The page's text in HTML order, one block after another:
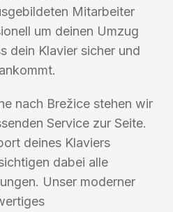
Mitarbeiter
um deinen Umzug
dein Klavier sicher und
nach Brežice stehen wir
Service zur Seite.
deines Klaviers
dabei alle
Unser moderner